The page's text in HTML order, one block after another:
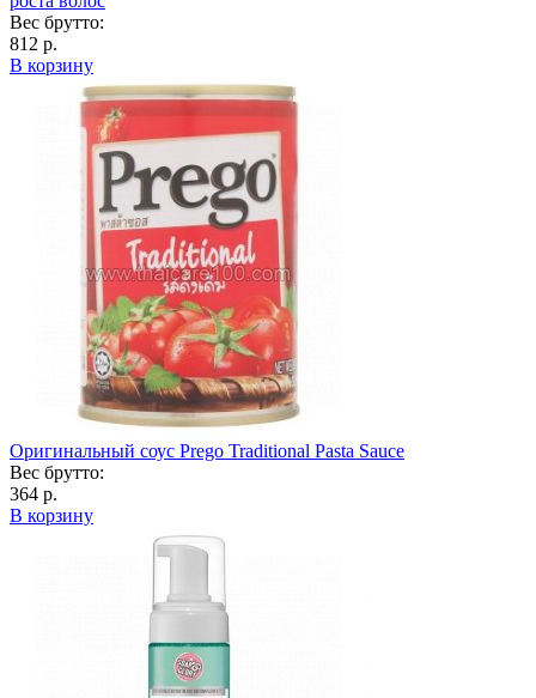
Вес брутто:
812 р.
В корзину
Оригинальный соус Prego Traditional Pasta Sauce
Вес брутто:
364 р.
В корзину